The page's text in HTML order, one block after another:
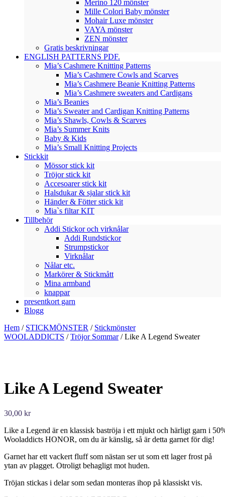
Merino 120 mönster
Mille Colori Baby mönster
Mohair Luxe mönster
VAYA mönster
ZEN mönster
Gratis beskrivningar
ENGLISH PATTERNS PDF.
Mia’s Cashmere Knitting Patterns
Mia’s Cashmere Cowls and Scarves
Mia’s Cashmere Beanie Knitting Patterns
Mia’s Cashmere sweaters and Cardigans
Mia’s Beanies
Mia’s Sweater and Cardigan Knitting Patterns
Mia’s Shawls, Cowls & Scarves
Mia’s Summer Knits
Baby & Kids
Mia’s Small Knitting Projects
Stickkit
Mössor stick kit
Tröjor stick kit
Accesoarer stick kit
Halsdukar & sjalar stick kit
Händer & Fötter stick kit
Mia`s filtar KIT
Tillbehör
Addi Stickor och virknålar
Addi Rundstickor
Strumpstickor
Virknålar
Nålar etc.
Markörer & Stickmått
Mina armband
knappar
presentkort garn
Blogg
Hem / STICKMÖNSTER / Stickmönster
WOOLADDICTS /Tröjor Sommar/ Like A Legend Sweater
Like A Legend Sweater
30,00 kr
Like a Legend är en klassisk baströja i ett mjukt och härligt garn i
Wooladdicts HONOR, om du är känslig, så är detta garnet för dig!
Garnet har ett vackert fluff som nästan ser ut som ett lager frost på
ytan av plagget. Otroligt behagligt mot huden.
Tröjan stickas i delar som sedan monteras ihop på klassiskt vis.